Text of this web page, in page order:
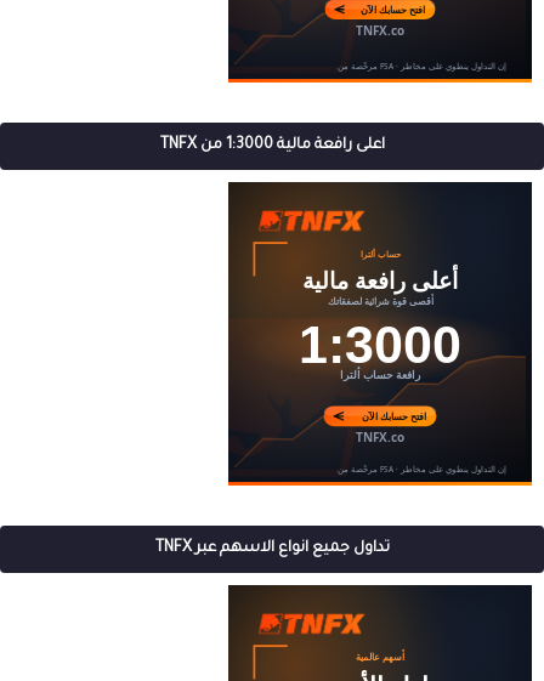
اعلى رافعة مالية 1:3000 من TNFX
تداول جميع انواع الاسهم عبر TNFX